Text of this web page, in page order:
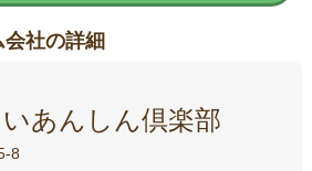
社の詳細
あんしん倶楽部
8